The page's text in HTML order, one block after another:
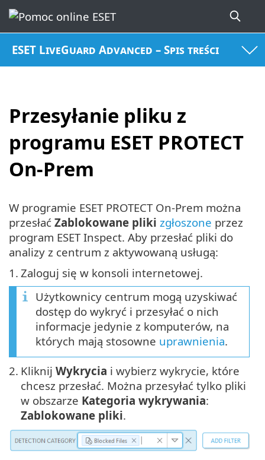
ESET LiveGuard Advanced – Spis treści
Przesyłanie pliku z
programu ESET PROTECT
On-Prem
W programie ESET PROTECT On-Prem można
przesłać Zablokowane pliki zgłoszone przez
program ESET Inspect. Aby przesłać pliki do
analizy z centrum z aktywowaną usługą:
1. Zaloguj się w konsoli internetowej.
Użytkownicy centrum mogą uzyskiwać
dostęp do wykryć i przesyłać o nich
informacje jedynie z komputerów, na
których mają stosowne uprawnienia.
2. Kliknij Wykrycia i wybierz wykrycie, które
chcesz przesłać. Można przesyłać tylko pliki
w obszarze Kategoria wykrywania:
Zablokowane pliki.